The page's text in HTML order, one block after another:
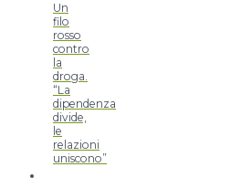
Un
filo
rosso
contro
la
droga.
“La
dipendenza
divide,
le
relazioni
uniscono”